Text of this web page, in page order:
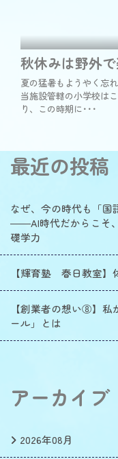
秋休みは野外で
夏の猛暑もようやく忘
当施設管轄の小学校は
り、この時期に･･･
最近の投稿
なぜ、今の時代も「国
――AI時代だからこそ
礎学力
【輝育塾 春日教室】
【創業者の想い⑧】私
ール」とは
アーカイブ
2026年08月